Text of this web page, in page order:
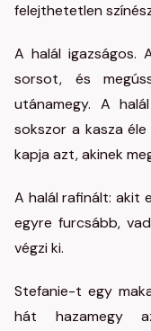
felejthetetlen
A halál igazságos.
sorsot, és
utánamegy. A
sokszor a kasza éle
kapja azt, akinek
A halál rafinált: akit
egyre furcsább,
végzi ki.
Stefanie-t egy
hát hazamegy